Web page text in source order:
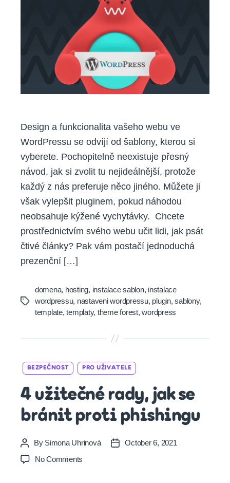
nejlepší
WordPress
šablonu
pro
web
Design a funkcionalita vašeho webu ve
WordPressu se odvíjí od šablony, kterou si
vyberete. Pochopitelně neexistuje přesný
návod, jak si zvolit tu nejideálnější, protože
každý z nás preferuje něco jiného. Můžete ji
však vylepšit pluginem, pokud náhodou
neobsahuje kýžené vychytávky. Chcete
prostřednictvím svého webu učit lidi, jak psát
čtivé články? Pak vám postačí jednoduchá
prezenční […]
Tags
domena, hosting, instalace sablon, instalace
wordpressu, nastaveni wordpressu, plugin,sablony,
template,templaty, theme forest,wordpress
Categories
BEZPEČNOST PRO UŽIVATELE
4 užitečné rady, jak se
bránit proti phishingu
Post
author
By Simona Uhrinová
PostOctober 6, 2021
No Comments